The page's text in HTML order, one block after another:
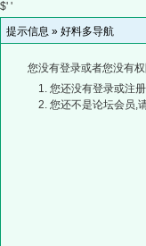
$' '
提示信息 » 好料多导航
您没有登录或者您没有
您还没有登录或注
您还不是论坛会员,